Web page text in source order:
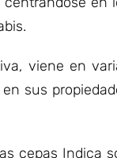
viene en
sus
cepas Indica